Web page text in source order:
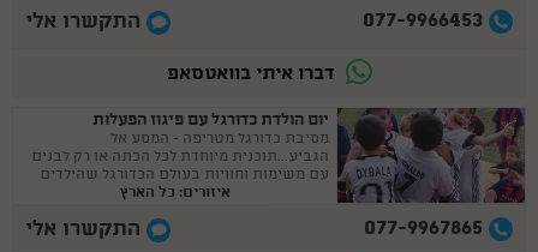
077-9966453 התקשרו אלי
דברו איתי בוואטסאפ
יום הולדת כדורגל עם פיגוז הפעלות
מסיבת כדורגל מטריפה - המסע אל
הגביע...תוכנית מיוחדת לכל הכתה או רק לבנים
עם משימות וחוויות בעולם הכדורגל שהילדים
איזורים: כל הארץ
077-9967865 התקשרו אלי